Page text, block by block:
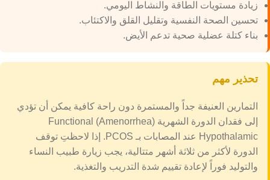
زيادة مستويات الطاقة والنشاط اليومي.
تحسين الصحة النفسية وتقليل القلق والاكتئاب.
بناء كتلة عضلية صحية تدعم الأيض.
تحذير مهم
التمارين العنيفة جداً والمستمرة دون راحة كافية يمكن أن تؤدي
إلى فقدان الدورة الشهرية (Amenorrhea) Functional
Hypothalamic عند المصابات بـ PCOS. إذا لاحظتِ توقف
الدورة لأكثر من ثلاثة أشهر متتالية، يجب زيارة طبيب النساء
والتوليد فوراً لإعادة تقييم شدة التدريب والتغذية.